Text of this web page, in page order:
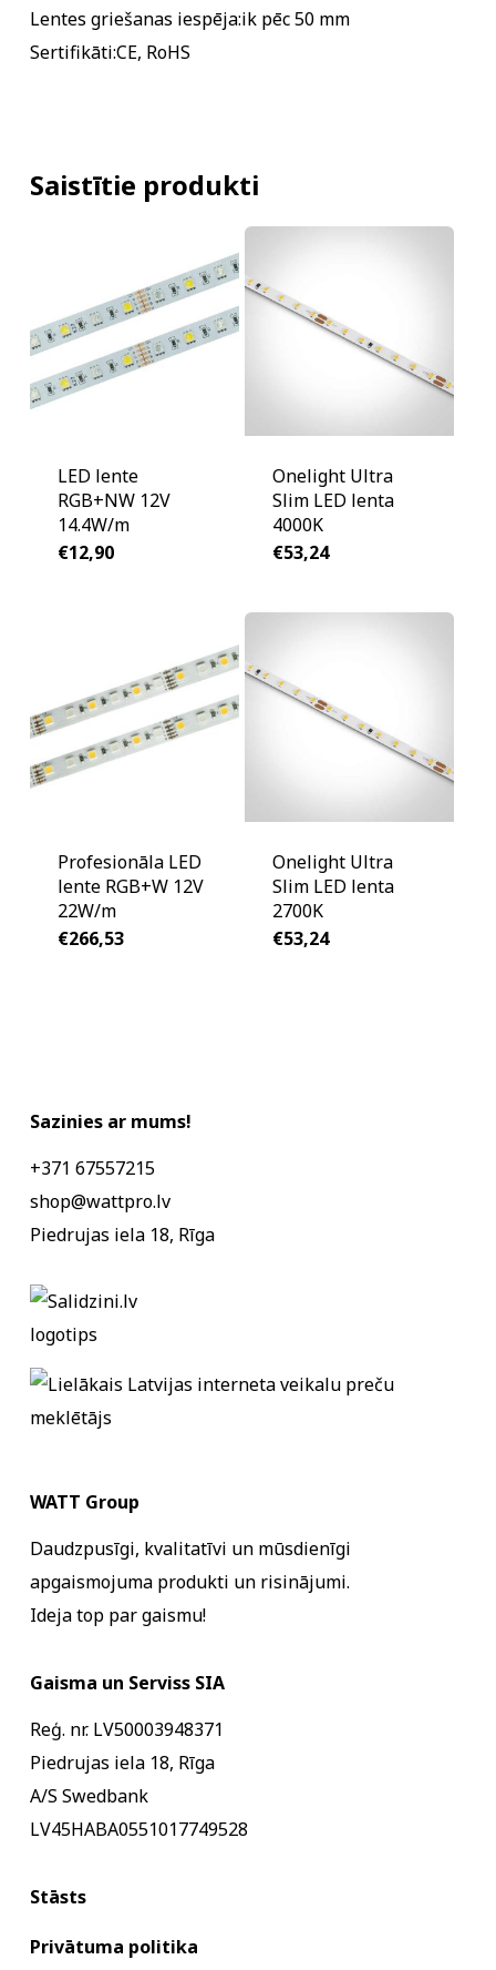
Lentes griešanas iespēja:ik pēc 50 mm
Sertifikāti:CE, RoHS
Saistītie produkti
LED lente
RGB+NW 12V
14.4W/m
€12,90
Onelight Ultra
Slim LED lenta
4000K
€53,24
Profesionāla LED
lente RGB+W 12V
22W/m
€266,53
Onelight Ultra
Slim LED lenta
2700K
€53,24
Sazinies ar mums!
+371 67557215
shop@wattpro.lv
Piedrujas iela 18, Rīga
WATT Group
Daudzpusīgi, kvalitatīvi un mūsdienīgi
apgaismojuma produkti un risinājumi.
Ideja top par gaismu!
Gaisma un Serviss SIA
Reģ. nr. LV50003948371
Piedrujas iela 18, Rīga
A/S Swedbank
LV45HABA0551017749528
Stāsts
Privātuma politika